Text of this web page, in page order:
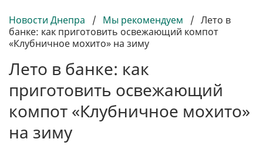
Новости Днепра / Мы рекомендуем / Лето в
банке: как приготовить освежающий компот
«Клубничное мохито» на зиму
Лето в банке: как
приготовить освежающий
компот «Клубничное мохито»
на зиму